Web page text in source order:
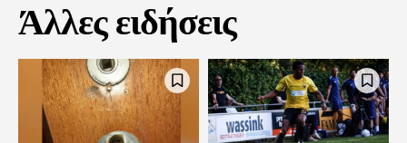
Άλλες ειδήσεις